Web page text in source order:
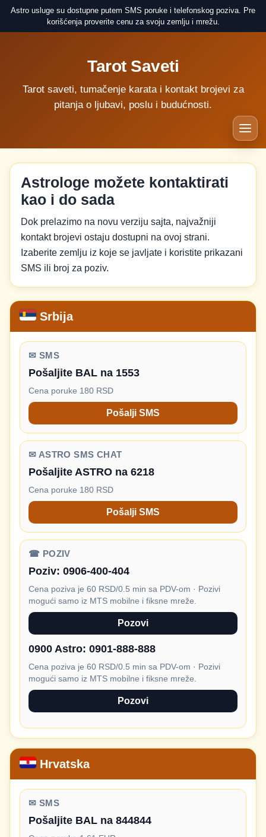
Astro usluge su dostupne putem SMS poruke i telefonskog poziva. Pre
korišćenja proverite cenu za svoju zemlju i mrežu.
Tarot Saveti
Tarot saveti, tumačenje karata i kontakt brojevi za
pitanja o ljubavi, poslu i budućnosti.
Astrologe možete kontaktirati
kao i do sada
Dok prelazimo na novu verziju sajta, najvažniji
kontakt brojevi ostaju dostupni na ovoj strani.
Izaberite zemlju iz koje se javljate i koristite prikazani
SMS ili broj za poziv.
Srbija
✉ SMS
Pošaljite BAL na 1553
Cena poruke 180 RSD
Pošalji SMS
✉ ASTRO SMS CHAT
Pošaljite ASTRO na 6218
Cena poruke 180 RSD
Pošalji SMS
☎ POZIV
Poziv: 0906-400-404
Cena poziva je 60 RSD/0.5 min sa PDV-om · Pozivi
mogući samo iz MTS mobilne i fiksne mreže.
Pozovi
0900 Astro: 0901-888-888
Cena poziva je 60 RSD/0.5 min sa PDV-om · Pozivi
mogući samo iz MTS mobilne i fiksne mreže.
Pozovi
Hrvatska
✉ SMS
Pošaljite BAL na 844844